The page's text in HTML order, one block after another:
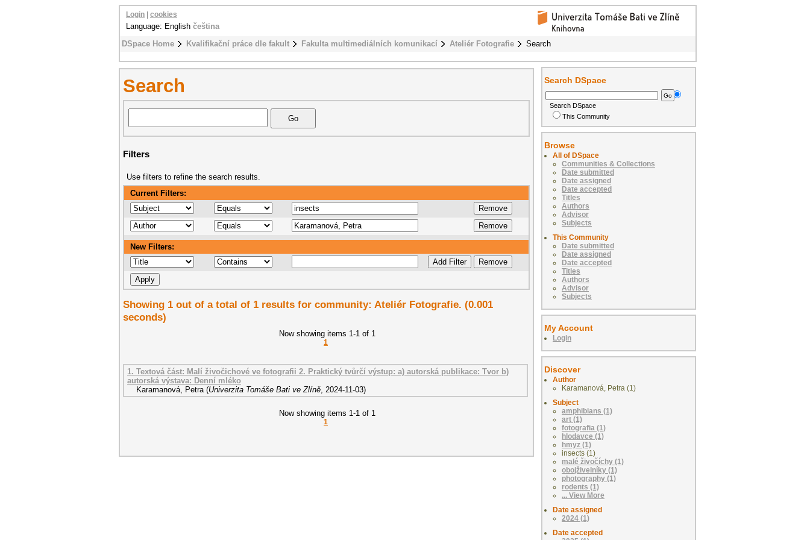
DSpace Home Kvalifikační práce dle fakult Fakulta multimediálních komunikací Ateliér Fotografie Search
Login cookies
Language: English čeština
Search
Filters
Use filters to refine the search results.
Current Filters:
New Filters:
Showing 1 out of a total of 1 results for community: Ateliér Fotografie. (0.001
seconds)
Now showing items 1-1 of 1
1
1. Textová část: Malí živočichové ve fotografii 2. Praktický tvůrčí výstup: a) autorská publikace: Tvor b)
autorská výstava: Denní mléko
Karamanová, Petra (Univerzita Tomáše Bati ve Zlíně, 2024-11-03)
Now showing items 1-1 of 1
1
Search DSpace
Search DSpace
This Community
Browse
All of DSpace
Communities & Collections
Date submitted
Date assigned
Date accepted
Titles
Authors
Advisor
Subjects
This Community
Date submitted
Date assigned
Date accepted
Titles
Authors
Advisor
Subjects
My Account
Login
Discover
Author
Karamanová, Petra (1)
Subject
amphibians (1)
art (1)
fotografia (1)
hlodavce (1)
hmyz (1)
insects (1)
malé živočíchy (1)
obojživelníky (1)
photography (1)
rodents (1)
... View More
Date assigned
2024 (1)
Date accepted